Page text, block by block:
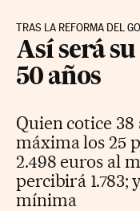
TRAS LA REFORMA DEL
Así será
50 años
Quien cotice 38
máxima los 25
2.498 euros al
percibirá 1.783;
mínima